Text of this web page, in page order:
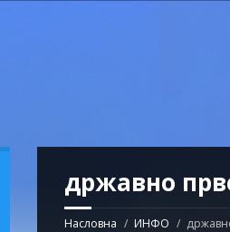
државно
Насловна ИНФО